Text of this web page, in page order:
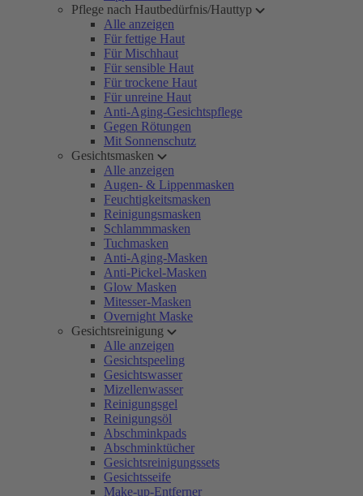
Pflege nach Hautbedürfnis/Hauttyp
Alle anzeigen
Für fettige Haut
Für Mischhaut
Für sensible Haut
Für trockene Haut
Für unreine Haut
Anti-Aging-Gesichtspflege
Gegen Rötungen
Mit Sonnenschutz
Gesichtsmasken
Alle anzeigen
Augen- & Lippenmasken
Feuchtigkeitsmasken
Reinigungsmasken
Schlammmasken
Tuchmasken
Anti-Aging-Masken
Anti-Pickel-Masken
Glow Masken
Mitesser-Masken
Overnight Maske
Gesichtsreinigung
Alle anzeigen
Gesichtspeeling
Gesichtswasser
Mizellenwasser
Reinigungsgel
Reinigungsöl
Abschminkpads
Abschminktücher
Gesichtsreinigungssets
Gesichtsseife
Make-up-Entferner